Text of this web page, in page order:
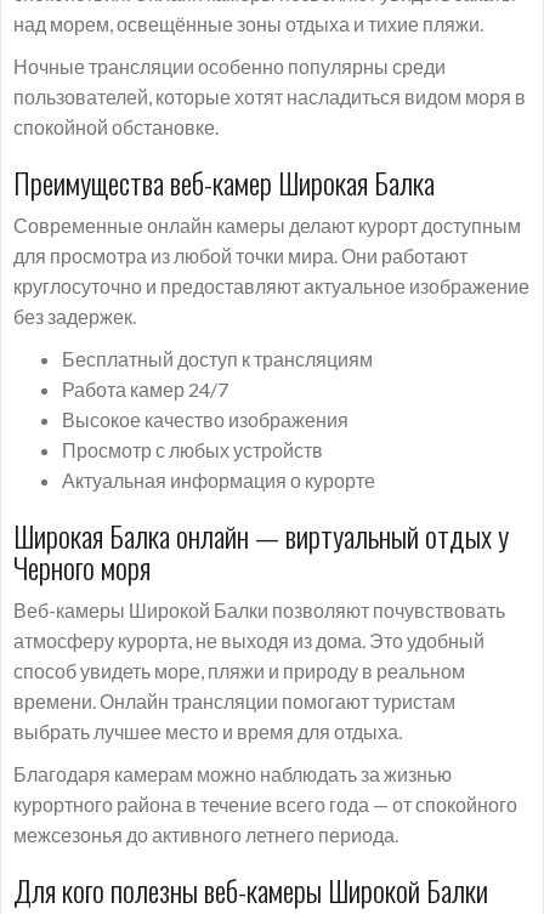
над морем, освещённые зоны отдыха и тихие пляжи.
Ночные трансляции особенно популярны среди
пользователей, которые хотят насладиться видом моря в
спокойной обстановке.
Преимущества веб-камер Широкая Балка
Современные онлайн камеры делают курорт доступным
для просмотра из любой точки мира. Они работают
круглосуточно и предоставляют актуальное изображение
без задержек.
Бесплатный доступ к трансляциям
Работа камер 24/7
Высокое качество изображения
Просмотр с любых устройств
Актуальная информация о курорте
Широкая Балка онлайн — виртуальный отдых у
Черного моря
Веб-камеры Широкой Балки позволяют почувствовать
атмосферу курорта, не выходя из дома. Это удобный
способ увидеть море, пляжи и природу в реальном
времени. Онлайн трансляции помогают туристам
выбрать лучшее место и время для отдыха.
Благодаря камерам можно наблюдать за жизнью
курортного района в течение всего года — от спокойного
межсезонья до активного летнего периода.
Для кого полезны веб-камеры Широкой Балки